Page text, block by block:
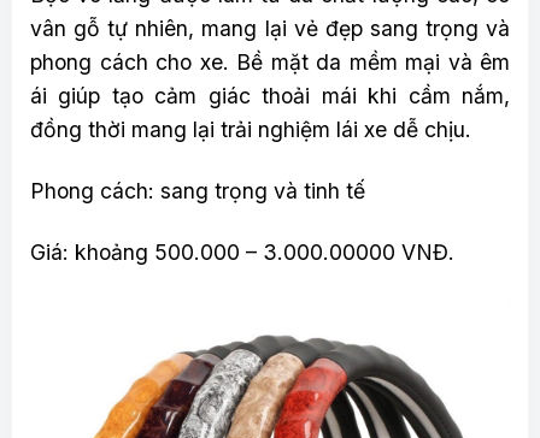
vân gỗ tự nhiên, mang lại vẻ đẹp sang trọng và
phong cách cho xe. Bề mặt da mềm mại và êm
ái giúp tạo cảm giác thoải mái khi cầm nắm,
đồng thời mang lại trải nghiệm lái xe dễ chịu.
Phong cách: sang trọng và tinh tế
Giá: khoảng 500.000 – 3.000.00000 VNĐ.